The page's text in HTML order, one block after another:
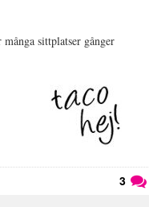
sittplatser gånger
3